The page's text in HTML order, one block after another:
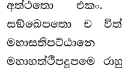
අත්ථතො එකං.
සඞ්ඛෙපතො ච
මහාහත්ථිපදූපමෙ